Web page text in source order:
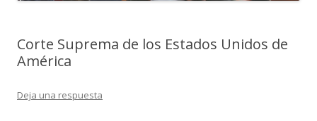
Corte Suprema de los Estados Unidos de
América
Deja una respuesta